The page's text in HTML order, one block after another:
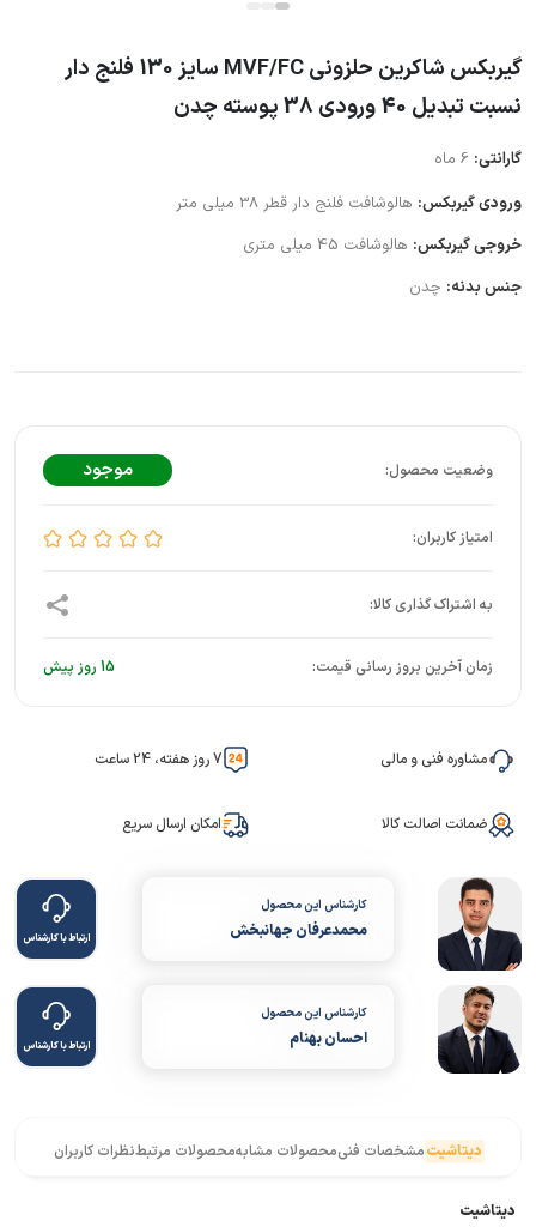
گیربکس شاکرین حلزونی MVF/FC سایز 130 فلنج دار
نسبت تبدیل 40 ورودی 38 پوسته چدن
گارانتی:
ورودی گیربکس: هالوشافت فلنج دار قطر 38 میلی متر
خروجی گیربکس: هالوشافت 45 میلی متری
جنس بدنه: چدن
موجود
زمان آخرین بروز رسانی قیمت: 15 روز پیش
مشاوره فنی و مالی 7 روز هفته، 24 ساعت
ضمانت اصالت کالا امکان ارسال سریع
کارشناس این محصول
محمدعرفان جهانبخش ارتباط با کارشناس
کارشناس این محصول
احسان بهنام ارتباط با کارشناس
دیتاشیتمشخصات فنیمحصولات مشابهمحصولات مرتبطنظرات کاربران
دیتاشیت